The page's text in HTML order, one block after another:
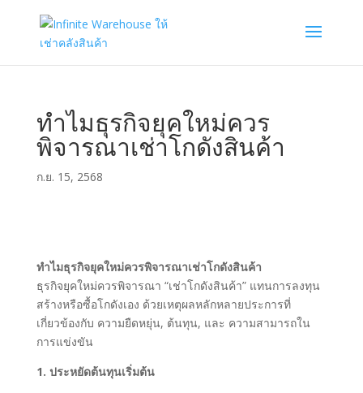
ทำไมธุรกิจยุคใหม่ควร
พิจารณาเช่าโกดังสินค้า
ก.ย. 15, 2568
ทำไมธุรกิจยุคใหม่ควรพิจารณาเช่าโกดังสินค้า
ธุรกิจยุคใหม่ควรพิจารณา “เช่าโกดังสินค้า” แทนการลงทุน
สร้างหรือซื้อโกดังเอง ด้วยเหตุผลหลักหลายประการที่
เกี่ยวข้องกับ ความยืดหยุ่น, ต้นทุน, และ ความสามารถใน
การแข่งขัน
1. ประหยัดต้นทุนเริ่มต้น